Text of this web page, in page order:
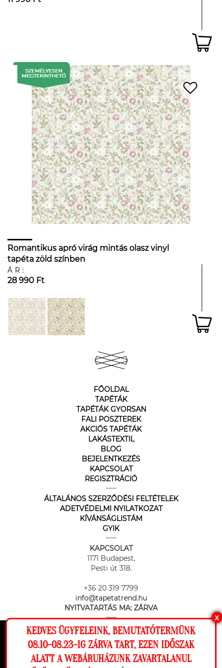
Ez a weboldal cookie-kat használ, hogy a
lehető legjobb élményt nyújtsa honlapunkon.
Romantikus apró virág mintás olasz vinyl
tapéta zöld színben
ÁR:
28 990 Ft
FŐOLDAL
TAPÉTÁK
TAPÉTÁK GYORSAN
FALI POSZTEREK
AKCIÓS TAPÉTÁK
LAKÁSTEXTIL
BLOG
BEJELENTKEZÉS
KAPCSOLAT
REGISZTRÁCIÓ
ÁLTALÁNOS SZERZŐDÉSI FELTÉTELEK
ADETVÉDELMI NYILATKOZAT
KÍVÁNSÁGLISTÁM
GYIK
KAPCSOLAT
1171 Budapest,
Pesti út 318.
+36 20 319 7799
info@tapetatrend.hu
NYITVATARTÁS MA: ZÁRVA
X
KEDVES ÜGYFELEINK, BEMUTATÓTERMÜNK
08.10-08.23-IG ZÁRVA TART, EZEN IDŐSZAK
ALATT A WEBÁRUHÁZUNK ZAVARTALANUL